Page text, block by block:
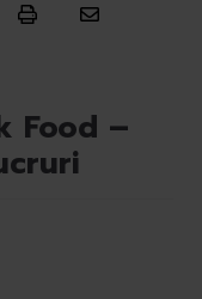
Food –